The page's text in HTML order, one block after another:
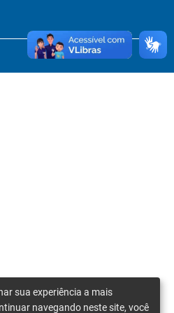
sua experiência a mais
navegando neste site, você